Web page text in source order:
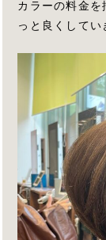
カラーの料金を
っと良くしてい